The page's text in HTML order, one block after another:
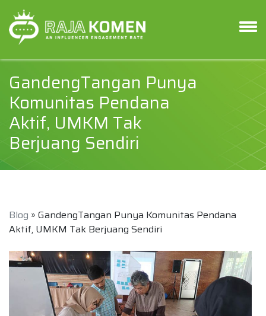
GandengTangan Punya
Komunitas Pendana
Aktif, UMKM Tak
Berjuang Sendiri
Blog » GandengTangan Punya Komunitas Pendana
Aktif, UMKM Tak Berjuang Sendiri